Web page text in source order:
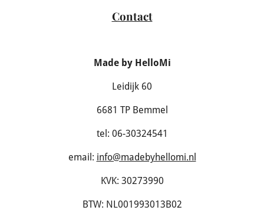
Contact
Made by HelloMi
Leidijk 60
6681 TP Bemmel
tel: 06-30324541
email: info@madebyhellomi.nl
KVK: 30273990
BTW: NL001993013B02